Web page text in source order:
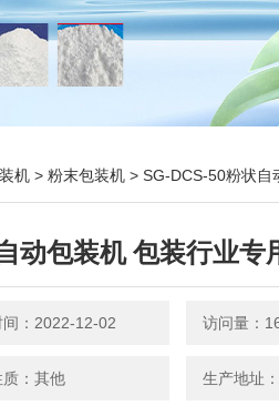
机 > 粉末包装机 > SG-DCS-50粉状自动包
动包装机 包装行业专
间：2022-12-02 访问量：
：其他